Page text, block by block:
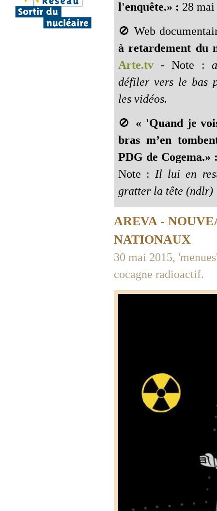
l'enquête.» : 28
🚫 Web
à retardement du
Arte.tv - Note :
défiler vers le bas
les vidéos.
🚫 « 'Quand je
bras m’en
PDG de Cogema.»
Note : Il lui en
gratter la tête (ndlr)
AREVA -
NATIONAUX
30 mai 2015,
cocagne radioactif.